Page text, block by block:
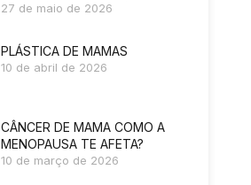
27 de maio de 2026
PLÁSTICA DE MAMAS
10 de abril de 2026
CÂNCER DE MAMA COMO A
MENOPAUSA TE AFETA?
10 de março de 2026